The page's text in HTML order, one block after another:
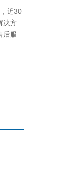
近30
决方
后服